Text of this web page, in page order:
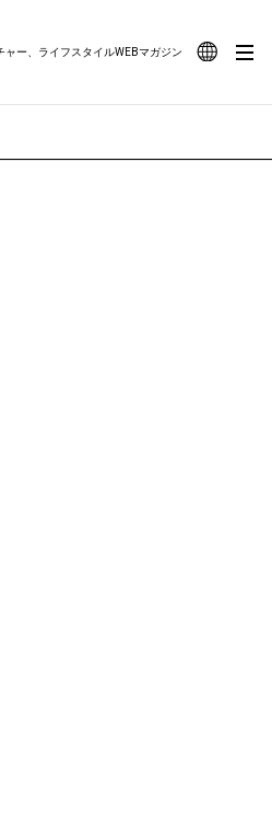
ャー、ライフスタイルWEBマガジン
JOURNAL
#OUTDOOR